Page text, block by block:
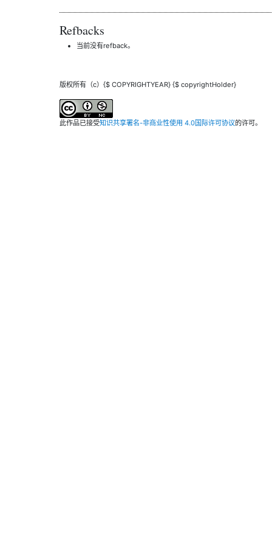
Refbacks
当前没有refback。
版权所有（c）{$ COPYRIGHTYEAR} {$ copyrightHolder}
此作品已接受知识共享署名-非商业性使用 4.0国际许可协议的许可。